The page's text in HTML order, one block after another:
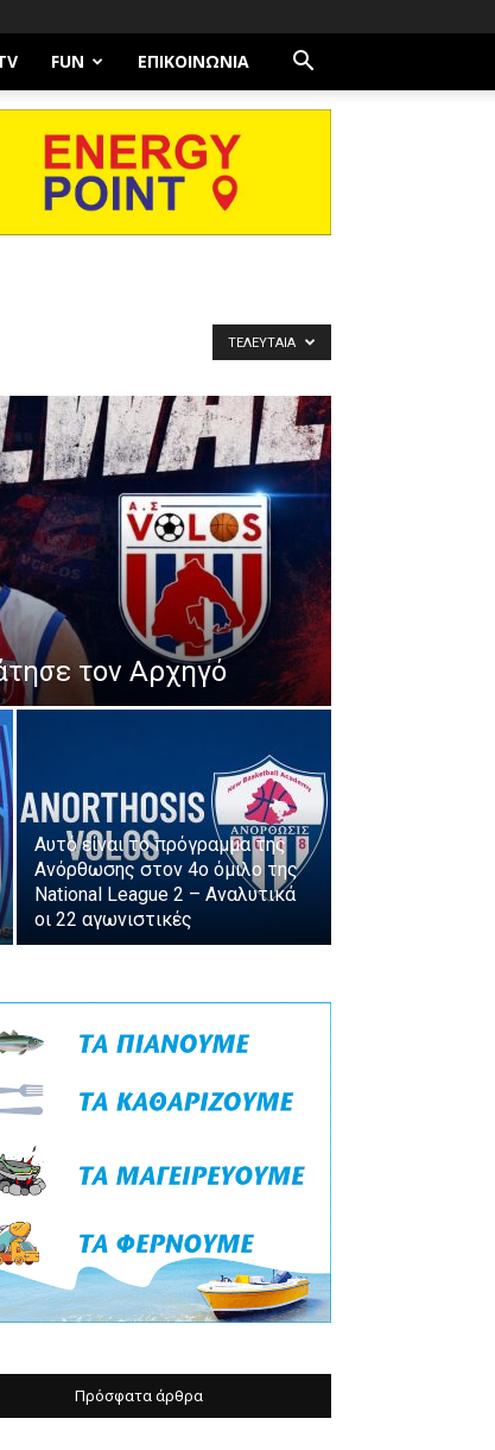
FUN ΕΠΙΚΟΙΝΩΝΊΑ
ΤΕΛΕΥΤΑΊΑ
τον Αρχηγό
Αυτό είναι το πρόγραμμα της
Ανόρθωσης στον 4ο όμιλο της
National League 2 – Αναλυτικά
οι 22 αγωνιστικές
Πρόσφατα άρθρα